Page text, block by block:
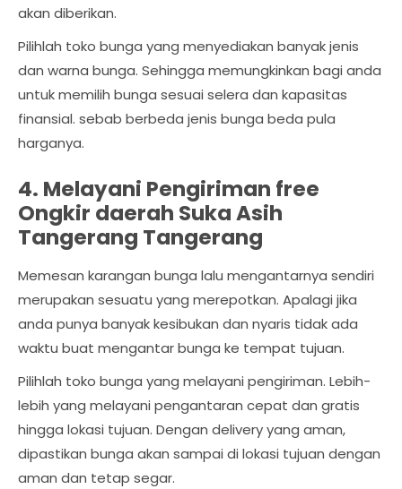
akan diberikan.
Pilihlah toko bunga yang menyediakan banyak jenis
dan warna bunga. Sehingga memungkinkan bagi anda
untuk memilih bunga sesuai selera dan kapasitas
finansial. sebab berbeda jenis bunga beda pula
harganya.
4. Melayani Pengiriman free
Ongkir daerah Suka Asih
Tangerang Tangerang
Memesan karangan bunga lalu mengantarnya sendiri
merupakan sesuatu yang merepotkan. Apalagi jika
anda punya banyak kesibukan dan nyaris tidak ada
waktu buat mengantar bunga ke tempat tujuan.
Pilihlah toko bunga yang melayani pengiriman. Lebih-
lebih yang melayani pengantaran cepat dan gratis
hingga lokasi tujuan. Dengan delivery yang aman,
dipastikan bunga akan sampai di lokasi tujuan dengan
aman dan tetap segar.